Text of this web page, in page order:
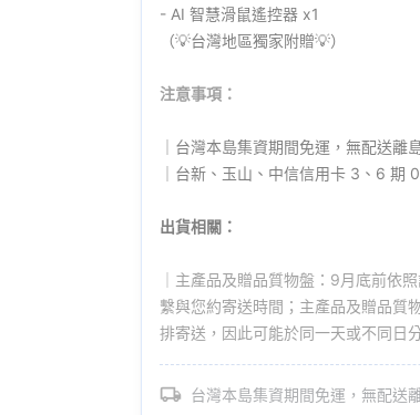
- AI 智慧滑鼠遙控器 x1
（💡台灣地區獨家附贈💡）
注意事項：
｜台灣本島集資期間免運，無配送離
｜台新、玉山、中信信用卡 3、6 期
出貨相關：
｜主產品及贈品質物盤：9月底前依
繫與您約寄送時間；主產品及贈品質
排寄送，因此可能於同一天或不同日
台灣本島集資期間免運，無配送